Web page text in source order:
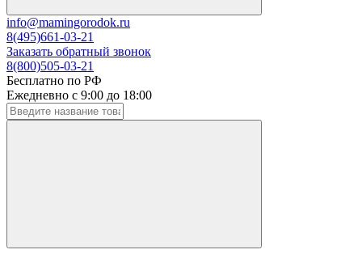
info@mamingorodok.ru
8(495)661-03-21
Заказать обратный звонок
8(800)505-03-21
Бесплатно по РФ
Ежедневно с 9:00 до 18:00